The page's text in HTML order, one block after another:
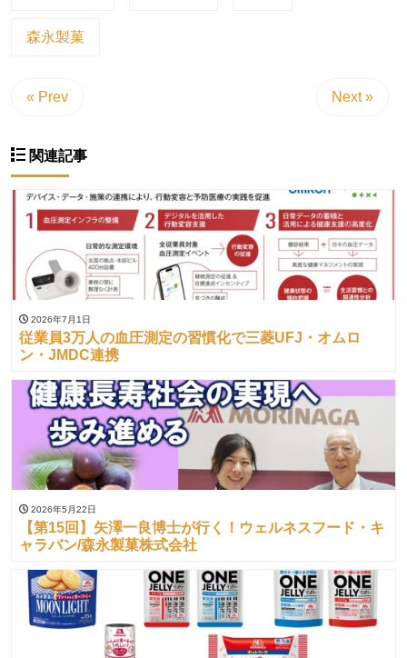
森永製菓
« Prev Next »
関連記事
2026年7月1日
従業員3万人の血圧測定の習慣化で三菱UFJ・オムロ
ン・JMDC連携
2026年5月22日
【第15回】矢澤一良博士が行く！ウェルネスフード・キ
ャラバン/森永製菓株式会社